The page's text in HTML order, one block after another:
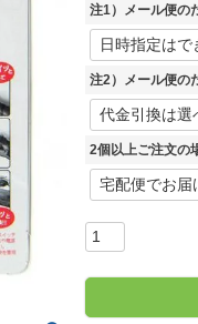
注1）メール便の
注2）メール便の
2個以上ご注文の